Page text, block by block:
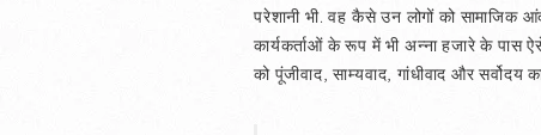
परेशानी भी. वह कैसे उन लोगों को सामाजिक
कार्यकर्ताओं के रूप में भी अन्ना हजारे के पास
को पूंजीवाद, साम्यवाद, गांधीवाद और